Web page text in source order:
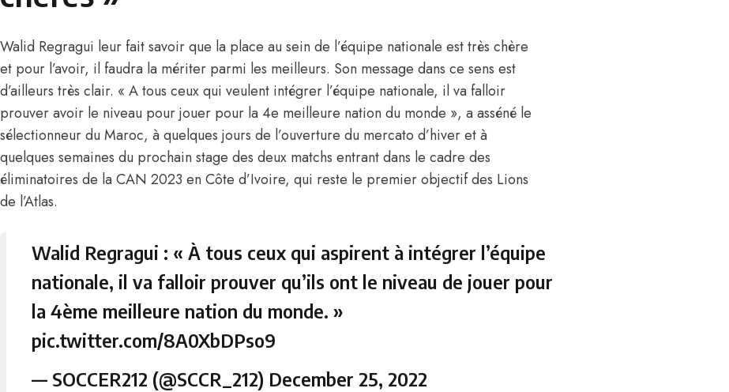
Walid Regragui leur fait savoir que la place au sein de l’équipe nationale est très chère
et pour l’avoir, il faudra la mériter parmi les meilleurs. Son message dans ce sens est
d’ailleurs très clair. « A tous ceux qui veulent intégrer l’équipe nationale, il va falloir
prouver avoir le niveau pour jouer pour la 4e meilleure nation du monde », a asséné le
sélectionneur du Maroc, à quelques jours de l’ouverture du mercato d’hiver et à
quelques semaines du prochain stage des deux matchs entrant dans le cadre des
éliminatoires de la CAN 2023 en Côte d’Ivoire, qui reste le premier objectif des Lions
de l’Atlas.
Walid Regragui : « À tous ceux qui aspirent à intégrer l’équipe
nationale, il va falloir prouver qu’ils ont le niveau de jouer pour
la 4ème meilleure nation du monde. »
pic.twitter.com/8A0XbDPso9
— SOCCER212 (@SCCR_212) December 25, 2022